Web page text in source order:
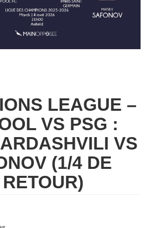
LEAGUE –
VS PSG :
VS
(1/4 DE